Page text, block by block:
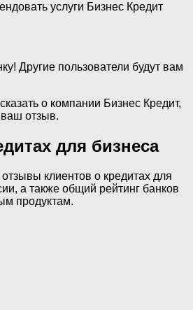
услуги Бизнес Кредит
Другие пользователи будут вам
о компании Бизнес Кредит,
ваш отзыв.
для бизнеса
клиентов о кредитах для
а также общий рейтинг банков
продуктам.